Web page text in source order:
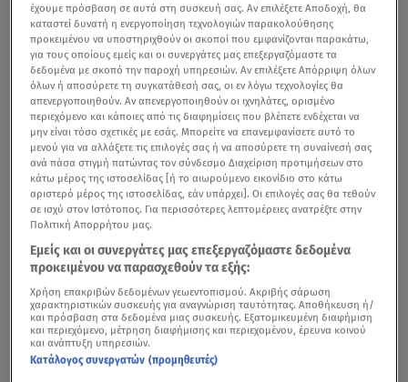
Mαρτυρία επιβάτη για την τραγωδία στα Τέμπη / Βίντεο από Open
Συγκλονίζει την Ελλάδα η εθνική τραγωδία με την
πολύνεκρη σύγκρουση τρένων σταΤέμπη, που
σημειώθηκε λίγο πριν τα μεσάνυχτα της Τρίτης. Με
απόφαση του Πρωθυπουργού κηρύσσεται τριήμερο
εθνικό πένθος.
Σύγκρουση τρένων Τέμπη: Στους 32 οι νεκροί, πάνω
έχουμε πρόσβαση σε αυτά στη συσκευή σας. Αν επιλέξετε Αποδοχή, θα
καταστεί δυνατή η ενεργοποίηση τεχνολογιών παρακολούθησης
προκειμένου να υποστηριχθούν οι σκοποί που εμφανίζονται παρακάτω,
για τους οποίους εμείς και οι συνεργάτες μας επεξεργαζόμαστε τα
δεδομένα με σκοπό την παροχή υπηρεσιών. Αν επιλέξετε Απόρριψη όλων
όλων ή αποσύρετε τη συγκατάθεσή σας, οι εν λόγω τεχνολογίες θα
απενεργοποιηθούν. Αν απενεργοποιηθούν οι ιχνηλάτες, ορισμένο
περιεχόμενο και κάποιες από τις διαφημίσεις που βλέπετε ενδέχεται να
μην είναι τόσο σχετικές με εσάς. Μπορείτε να επανεμφανίσετε αυτό το
μενού για να αλλάξετε τις επιλογές σας ή να αποσύρετε τη συναίνεσή σας
ανά πάσα στιγμή πατώντας τον σύνδεσμο Διαχείριση προτιμήσεων στο
κάτω μέρος της ιστοσελίδας [ή το αιωρούμενο εικονίδιο στο κάτω
αριστερό μέρος της ιστοσελίδας, εάν υπάρχει]. Οι επιλογές σας θα τεθούν
σε ισχύ στον Ιστότοπος. Για περισσότερες λεπτομέρειες ανατρέξτε στην
Πολιτική Απορρήτου μας.
Εμείς και οι συνεργάτες μας επεξεργαζόμαστε δεδομένα
προκειμένου να παρασχεθούν τα εξής:
Χρήση επακριβών δεδομένων γεωεντοπισμού. Ακριβής σάρωση
χαρακτηριστικών συσκευής για αναγνώριση ταυτότητας. Αποθήκευση ή/
και πρόσβαση στα δεδομένα μιας συσκευής. Εξατομικευμένη διαφήμιση
και περιεχόμενο, μέτρηση διαφήμισης και περιεχομένου, έρευνα κοινού
και ανάπτυξη υπηρεσιών.
Κατάλογος συνεργατών (προμηθευτές)